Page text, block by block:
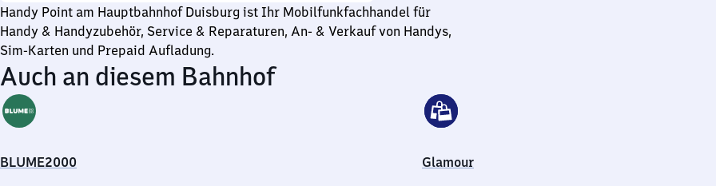
Uhr
Uhr
Handy Point am Hauptbahnhof Duisburg ist Ihr Mobilfunkfachhandel für
Handy & Handyzubehör, Service & Reparaturen, An- & Verkauf von Handys,
Sim-Karten und Prepaid Aufladung.
Auch an diesem Bahnhof
BLUME2000 Glamour